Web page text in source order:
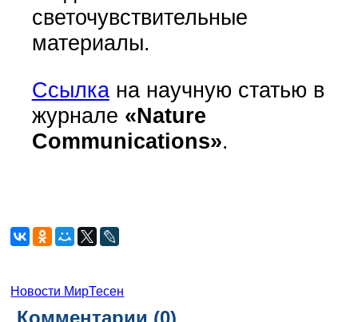
светочувствительные
материалы.
Ссылкана научную статью в
журнале «Nature
Communications».
Новости МирТесен